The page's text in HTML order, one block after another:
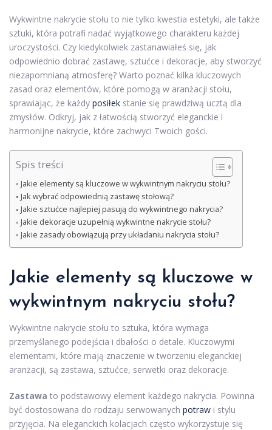
Wykwintne nakrycie stołu to nie tylko kwestia estetyki, ale także
sztuki, która potrafi nadać wyjątkowego charakteru każdej
uroczystości. Czy kiedykolwiek zastanawiałeś się, jak
odpowiednio dobrać zastawę, sztućce i dekoracje, aby stworzyć
niezapomnianą atmosferę? Warto poznać kilka kluczowych
zasad oraz elementów, które pomogą w aranżacji stołu,
sprawiając, że każdy posiłek stanie się prawdziwą ucztą dla
zmysłów. Odkryj, jak z łatwością stworzyć eleganckie i
harmonijne nakrycie, które zachwyci Twoich gości.
Spis treści
Jakie elementy są kluczowe w wykwintnym nakryciu stołu?
Jak wybrać odpowiednią zastawę stołową?
Jakie sztućce najlepiej pasują do wykwintnego nakrycia?
Jakie dekoracje uzupełnią wykwintne nakrycie stołu?
Jakie zasady obowiązują przy układaniu nakrycia stołu?
Jakie elementy są kluczowe w
wykwintnym nakryciu stołu?
Wykwintne nakrycie stołu to sztuka, która wymaga
przemyślanego podejścia i dbałości o detale. Kluczowymi
elementami, które mają znaczenie w tworzeniu eleganckiej
aranżacji, są zastawa, sztućce, serwetki oraz dekoracje.
Zastawa to podstawowy element każdego nakrycia. Powinna
być dostosowana do rodzaju serwowanych potraw i stylu
przyjęcia. Na eleganckich kolacjach często wykorzystuje się